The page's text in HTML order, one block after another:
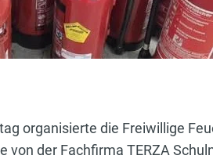
organisierte die Freiwillige
von der Fachfirma TERZA